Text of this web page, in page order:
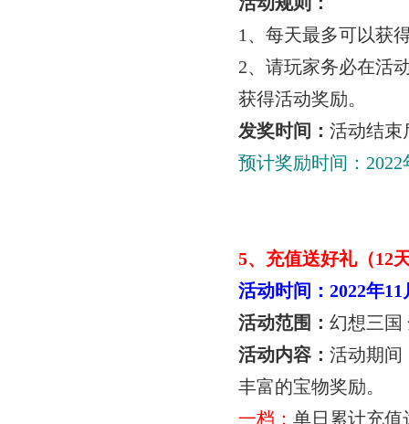
1 、每天最多可以获
2、请玩家务必在活
获得活动奖励。
发奖时间：活动结束
预计奖励时间： 2022
5、充值送好礼（12
活动时间：2022年11
活动范围：幻想三国
活动内容：活动期间
丰富的宝物奖励。
一档：单日累计充值